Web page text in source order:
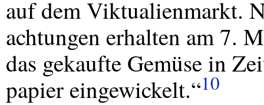
auf dem Viktualienmarkt.
achtungen erhalten am 7.
das gekaufte Gemüse in
papier eingewickelt.“10